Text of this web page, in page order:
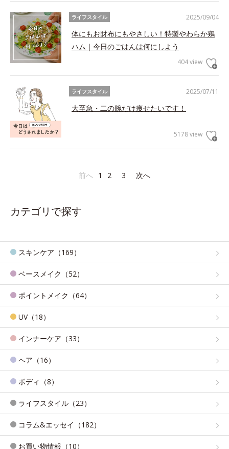
2025/09/04
ライフスタイル
体にもお財布にもやさしい！特製やわらか鶏
ハム｜今日のごはんは何にしよう
404 view
2025/07/11
ライフスタイル
大至急・二の腕だけ痩せたいです！
5178 view
前へ 1 2 3 次へ
カテゴリで探す
スキンケア（169）
ベースメイク（52）
ポイントメイク（64）
UV（18）
インナーケア（33）
ヘア（16）
ボディ（8）
ライフスタイル（23）
コラム&エッセイ（182）
お買い物情報（10）